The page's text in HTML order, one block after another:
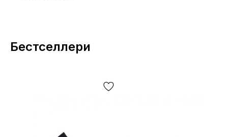
Бестселлери